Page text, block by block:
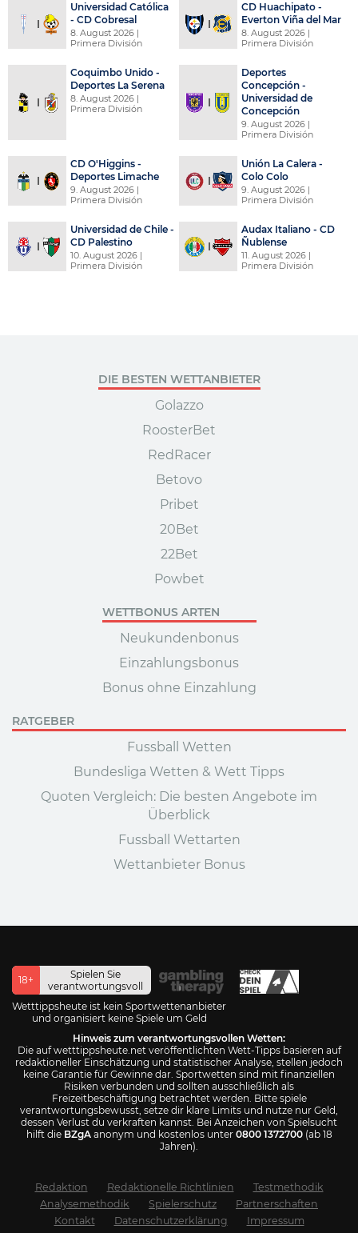
Universidad Católica
- CD Cobresal
8. August 2026 |
Primera División
CD Huachipato -
Everton Viña del Mar
8. August 2026 |
Primera División
Coquimbo Unido -
Deportes La Serena
8. August 2026 |
Primera División
Deportes
Concepción -
Universidad de
Concepción
9. August 2026 |
Primera División
CD O'Higgins -
Deportes Limache
9. August 2026 |
Primera División
Unión La Calera -
Colo Colo
9. August 2026 |
Primera División
Universidad de Chile -
CD Palestino
10. August 2026 |
Primera División
Audax Italiano - CD
Ñublense
11. August 2026 |
Primera División
DIE BESTEN WETTANBIETER
Golazzo
RoosterBet
RedRacer
Betovo
Pribet
20Bet
22Bet
Powbet
WETTBONUS ARTEN
Neukundenbonus
Einzahlungsbonus
Bonus ohne Einzahlung
RATGEBER
Fussball Wetten
Bundesliga Wetten & Wett Tipps
Quoten Vergleich: Die besten Angebote im
Überblick
Fussball Wettarten
Wettanbieter Bonus
18+
Spielen Sie
verantwortungsvoll
Wetttippsheute ist kein Sportwettenanbieter
und organisiert keine Spiele um Geld
Hinweis zum verantwortungsvollen Wetten:
Die auf wetttippsheute.net veröffentlichten Wett-Tipps basieren auf
redaktioneller Einschätzung und statistischer Analyse, stellen jedoch
keine Garantie für Gewinne dar. Sportwetten sind mit finanziellen
Risiken verbunden und sollten ausschließlich als
Freizeitbeschäftigung betrachtet werden. Bitte spiele
verantwortungsbewusst, setze dir klare Limits und nutze nur Geld,
dessen Verlust du verkraften kannst. Bei Anzeichen von Spielsucht
hilft die BZgAanonym und kostenlos unter 0800 1372700(ab 18
Jahren).
Redaktion Redaktionelle Richtlinien
Testmethodik
Analysemethodik
Spielerschutz
Partnerschaften
Kontakt
Datenschutzerklärung Impressum